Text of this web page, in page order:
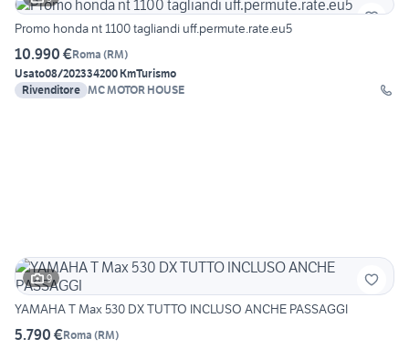
Promo honda nt 1100 tagliandi uff.permute.rate.eu5
10.990 €Roma (RM)
Usato08/202334200 KmTurismo
Rivenditore MC MOTOR HOUSE
9
YAMAHA T Max 530 DX TUTTO INCLUSO ANCHE PASSAGGI
5.790 €Roma (RM)